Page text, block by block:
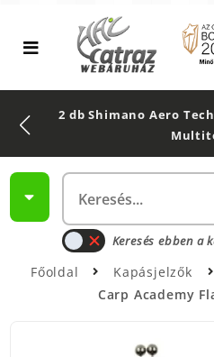
2 db Shimano Aero
Keresés ebben a
Főoldal Kapásjelzők
Carp Academy